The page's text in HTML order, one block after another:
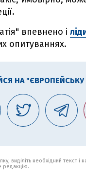
впевнено і
опитуваннях.
НА "ЄВРОПЕЙСЬКУ
виділіть необхідний текст і
редакцію.